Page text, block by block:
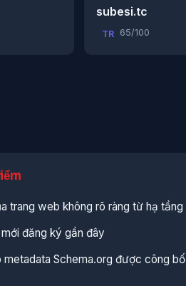
subesi.tc
TR 65/100
trang web không rõ ràng từ hạ tầng
đăng ký gần đây
metadata Schema.org được công bố